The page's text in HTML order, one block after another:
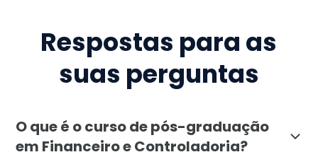
Respostas para as
suas perguntas
O que é o curso de pós-graduação
em Financeiro e Controladoria?